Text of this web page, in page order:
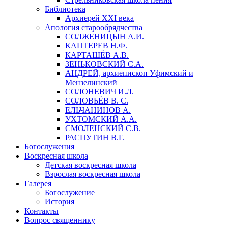
Библиотека
Архиерей XXI века
Апология старообрядчества
СОЛЖЕНИЦЫН А.И.
КАПТЕРЕВ Н.Ф.
КАРТАШЁВ А.В.
ЗЕНЬКОВСКИЙ С.А.
АНДРЕЙ, архиепископ Уфимский и
Мензелинский
СОЛОНЕВИЧ И.Л.
СОЛОВЬЁВ В. С.
ЕЛЬЧАНИНОВ А.
УХТОМСКИЙ А.А.
СМОЛЕНСКИЙ С.В.
РАСПУТИН В.Г.
Богослужения
Воскресная школа
Детская воскресная школа
Взрослая воскресная школа
Галерея
Богослужение
История
Контакты
Вопрос священнику